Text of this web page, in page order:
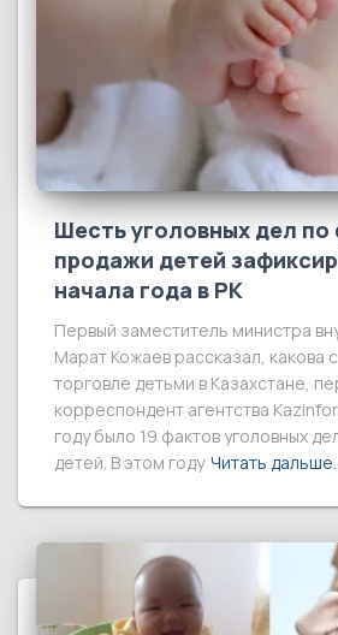
Шесть уголовных дел по
продажи детей
начала года в РК
Первый заместитель министра
Марат Кожаев рассказал, какова
торговле детьми в Казахстане,
корреспондент агентства
году было 19 фактов уголовных
детей. В этом году Читать дальше…